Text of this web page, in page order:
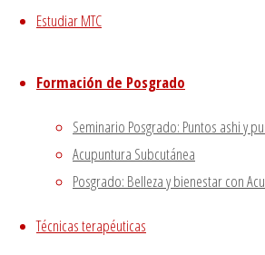
Estudiar MTC
Formación de Posgrado
Seminario Posgrado: Puntos ashi y
Acupuntura Subcutánea
Posgrado: Belleza y bienestar con
Técnicas terapéuticas
TwitterInstagram
y de terceros para proporcionarte
Si haces click asumiremos que
Aceptar